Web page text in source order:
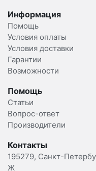
Информация
Помощь
Условия оплаты
Условия доставки
Гарантии
Возможности
Помощь
Статьи
Вопрос-ответ
Производители
Контакты
195279, Санкт-
Ж